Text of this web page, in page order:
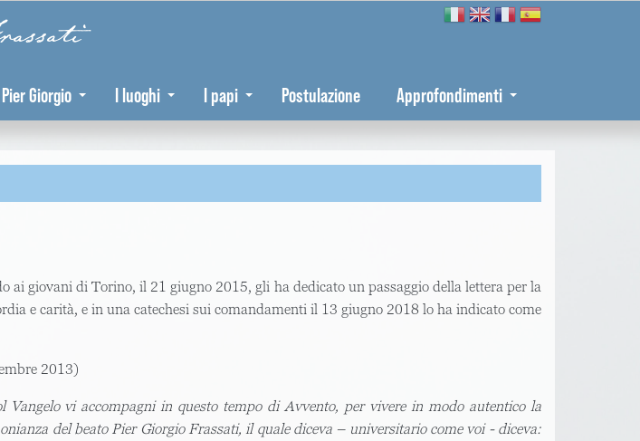
Giorgio I luoghi I papi Postulazione Approfondimenti
ai giovani di Torino, il 21 giugno 2015, gli ha dedicato un passaggio della lettera per la
e carità, e in una catechesi sui comandamenti il 13 giugno 2018 lo ha indicato come
2013)
vi accompagni in questo tempo di Avvento, per vivere in modo autentico la
del beato Pier Giorgio Frassati, il quale diceva – universitario come voi - diceva: